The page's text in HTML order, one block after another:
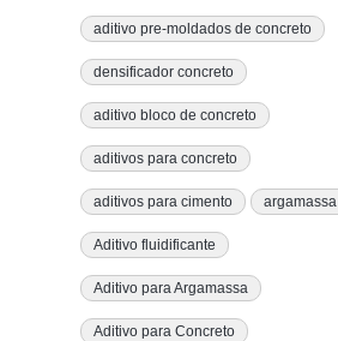
aditivo pre-moldados de concreto
densificador concreto
aditivo bloco de concreto
aditivos para concreto
aditivos para cimento argamassa
Aditivo fluidificante
Aditivo para Argamassa
Aditivo para Concreto